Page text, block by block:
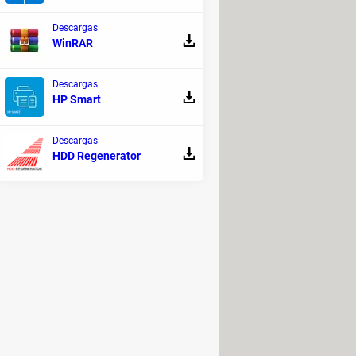
la opción perfecta para
bajo y existe una vasta
Descargas
WinRAR
Descargas
HP Smart
Descargas
HDD Regenerator